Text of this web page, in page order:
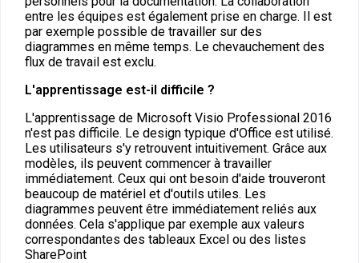
entre les équipes est également prise en charge. Il est
par exemple possible de travailler sur des
diagrammes en même temps. Le chevauchement des
flux de travail est exclu.
L'apprentissage est-il difficile ?
L'apprentissage de Microsoft Visio Professional 2016
n'est pas difficile. Le design typique d'Office est utilisé.
Les utilisateurs s'y retrouvent intuitivement. Grâce aux
modèles, ils peuvent commencer à travailler
immédiatement. Ceux qui ont besoin d'aide trouveront
beaucoup de matériel et d'outils utiles. Les
diagrammes peuvent être immédiatement reliés aux
données. Cela s'applique par exemple aux valeurs
correspondantes des tableaux Excel ou des listes
SharePoint